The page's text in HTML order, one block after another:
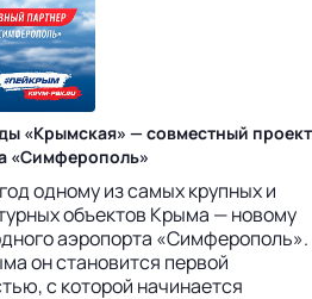
«Крымская» — совместный проект
«Симферополь»
одному из самых крупных и
объектов Крыма — новому
аэропорта «Симферополь».
он становится первой
с которой начинается